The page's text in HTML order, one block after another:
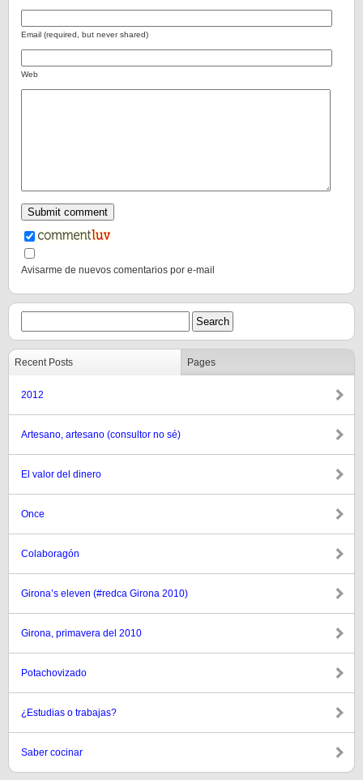
Email (required, but never shared)
Web
Avisarme de nuevos comentarios por e-mail
Recent Posts Pages
2012
Artesano, artesano (consultor no sé)
El valor del dinero
Once
Colaboragón
Girona’s eleven (#redca Girona 2010)
Girona, primavera del 2010
Potachovizado
¿Estudias o trabajas?
Saber cocinar